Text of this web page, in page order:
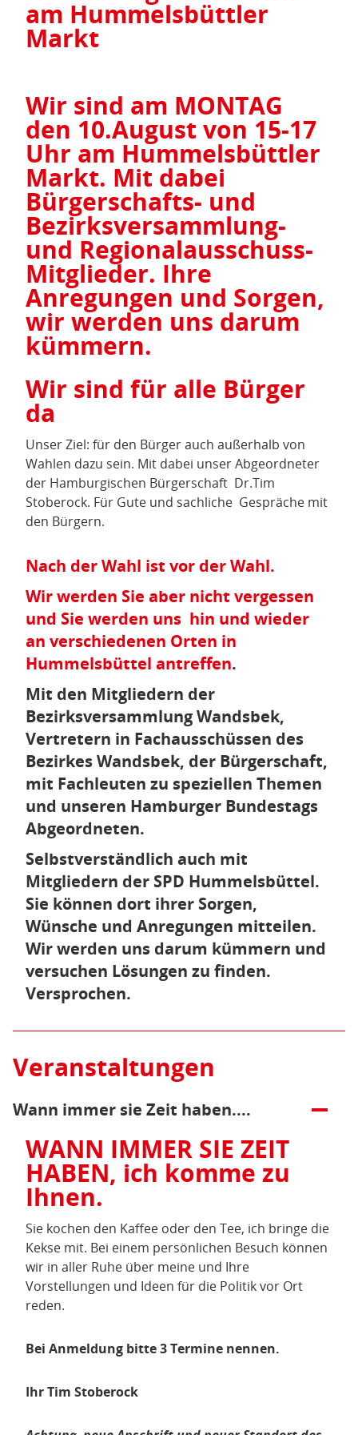
am Hummelsbüttler
Markt
Wir sind am MONTAG
den 10.August von 15-17
Uhr am Hummelsbüttler
Markt. Mit dabei
Bürgerschafts- und
Bezirksversammlung-
und Regionalausschuss-
Mitglieder. Ihre
Anregungen und Sorgen,
wir werden uns darum
kümmern.
Wir sind für alle Bürger
da
Unser Ziel: für den Bürger auch außerhalb von
Wahlen dazu sein. Mit dabei unser Abgeordneter
der Hamburgischen Bürgerschaft Dr.Tim
Stoberock. Für Gute und sachliche Gespräche mit
den Bürgern.
Nach der Wahl ist vor der Wahl.
Wir werden Sie aber nicht vergessen
und Sie werden uns hin und wieder
an verschiedenen Orten in
Hummelsbüttel antreffen.
Mit den Mitgliedern der
Bezirksversammlung Wandsbek,
Vertretern in Fachausschüssen des
Bezirkes Wandsbek, der Bürgerschaft,
mit Fachleuten zu speziellen Themen
und unseren Hamburger Bundestags
Abgeordneten.
Selbstverständlich auch mit
Mitgliedern der SPD Hummelsbüttel.
Sie können dort ihrer Sorgen,
Wünsche und Anregungen mitteilen.
Wir werden uns darum kümmern und
versuchen Lösungen zu finden.
Versprochen.
Veranstaltungen
Öffnen/Schließen:
Wann immer sie Zeit haben....
WANN IMMER SIE ZEIT
HABEN, ich komme zu
Ihnen.
Sie kochen den Kaffee oder den Tee, ich bringe die
Kekse mit. Bei einem persönlichen Besuch können
wir in aller Ruhe über meine und Ihre
Vorstellungen und Ideen für die Politik vor Ort
reden.
Bei Anmeldung bitte 3 Termine nennen.
Ihr Tim Stoberock